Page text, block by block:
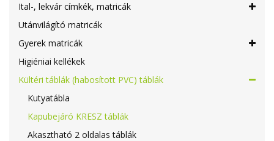
Ital-, lekvár címkék, matricák
Utánvilágító matricák
Gyerek matricák
Higiéniai kellékek
Kültéri táblák (habosított PVC) táblák
Kutyatábla
Kapubejáró KRESZ táblák
Akasztható 2 oldalas táblák